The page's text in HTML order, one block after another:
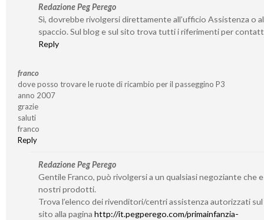
Redazione Peg Perego
Sì, dovrebbe rivolgersi direttamente all’ufficio Assistenza o
spaccio. Sul blog e sul sito trova tutti i riferimenti per
Reply
franco
dove posso trovare le ruote di ricambio per il passeggino P3
anno 2007
grazie
saluti
franco
Reply
Redazione Peg Perego
Gentile Franco, può rivolgersi a un qualsiasi negoziante che
nostri prodotti.
Trova l’elenco dei rivenditori/centri assistenza autorizzati
sito alla pagina http://it.pegperego.com/primainfanzia-